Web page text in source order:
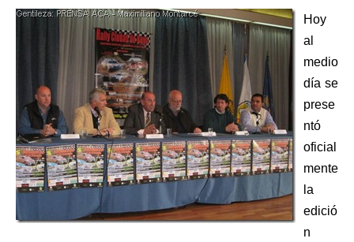
Hoy
al
medio
día se
prese
ntó
oficial
mente
la
edició
n